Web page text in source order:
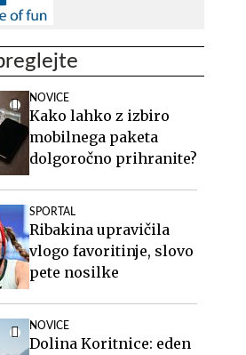
NOVICE
Kako lahko z izbiro
mobilnega paketa
dolgoročno prihranite?
SPORTAL
Ribakina upravičila
vlogo favoritinje, slovo
pete nosilke
NOVICE
Dolina Koritnice: eden